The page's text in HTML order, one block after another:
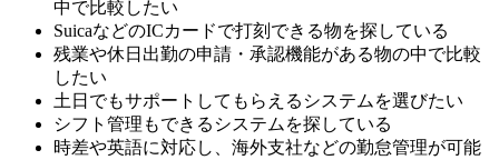
中で比較したい
SuicaなどのICカードで打刻できる物を探している
残業や休日出勤の申請・承認機能がある物の中で比較
したい
土日でもサポートしてもらえるシステムを選びたい
シフト管理もできるシステムを探している
時差や英語に対応し、海外支社などの勤怠管理が可能